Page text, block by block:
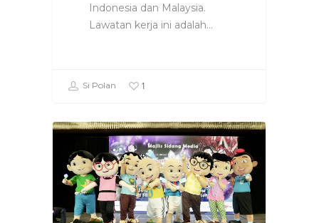
Indonesia dan Malaysia.
Lawatan kerja ini adalah…
Si Polan 1